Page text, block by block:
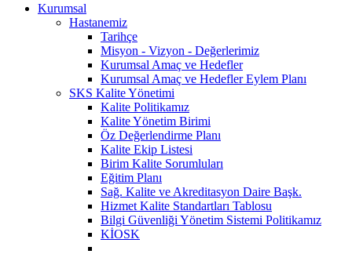
Kurumsal
Hastanemiz
Tarihçe
Misyon - Vizyon - Değerlerimiz
Kurumsal Amaç ve Hedefler
Kurumsal Amaç ve Hedefler Eylem Planı
SKS Kalite Yönetimi
Kalite Politikamız
Kalite Yönetim Birimi
Öz Değerlendirme Planı
Kalite Ekip Listesi
Birim Kalite Sorumluları
Eğitim Planı
Sağ. Kalite ve Akreditasyon Daire Başk.
Hizmet Kalite Standartları Tablosu
Bilgi Güvenliği Yönetim Sistemi Politikamız
KİOSK